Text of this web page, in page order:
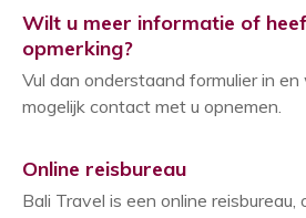
Wilt u meer informatie of
opmerking?
Vul dan onderstaand formulier in
mogelijk contact met u opnemen.
Online reisbureau
Bali Travel is een online